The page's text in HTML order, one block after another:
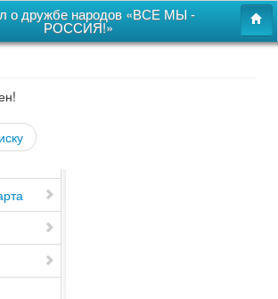
о дружбе народов «ВСЕ МЫ -
РОССИЯ!»